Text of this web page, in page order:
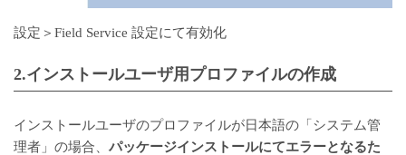
設定＞Field Service 設定にて有効化
2.インストールユーザ用プロファイルの作成
インストールユーザのプロファイルが日本語の「システム管
理者」の場合、 パッケージインストールにてエラーとなるた